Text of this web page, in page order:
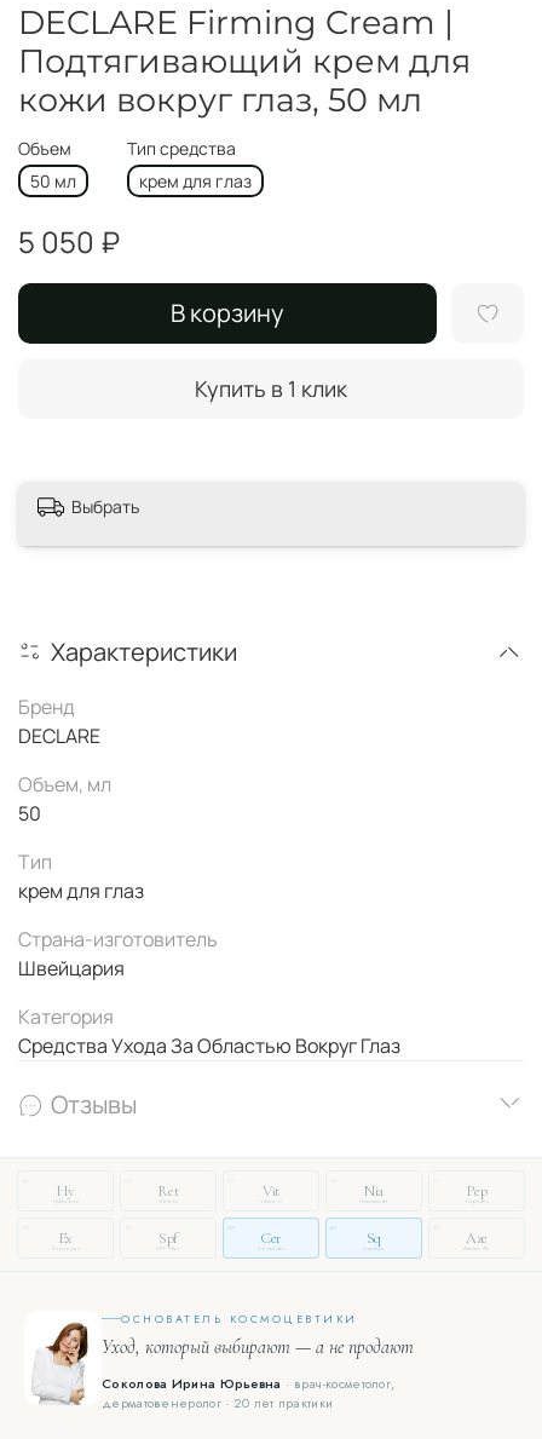
DECLARE Firming Cream |
Подтягивающий крем для
кожи вокруг глаз, 50 мл
Объем
50 мл
Тип средства
крем для глаз
5 050 ₽
В корзину
Купить в 1 клик
Выбрать
Характеристики
Бренд
DECLARE
Объем, мл
50
Тип
крем для глаз
Страна-изготовитель
Швейцария
Категория
Средства Ухода За Областью Вокруг Глаз
Отзывы
14
Hy
Hyaluronic
Ret
Retinol
Vit
Vitamin C
Nia
Niacinamide
Pep
Peptides
Ex
Exosomes
Spf
SPF Filter
33
Cer
Ceramides
46
Sq
Squalane
Aze
Azelaic Ac.
ОСНОВАТЕЛЬ КОСМОЦЕВТИКИ
Уход, который выбирают — а не продают
Соколова Ирина Юрьевна · врач-косметолог,
дерматовенеролог · 20 лет практики